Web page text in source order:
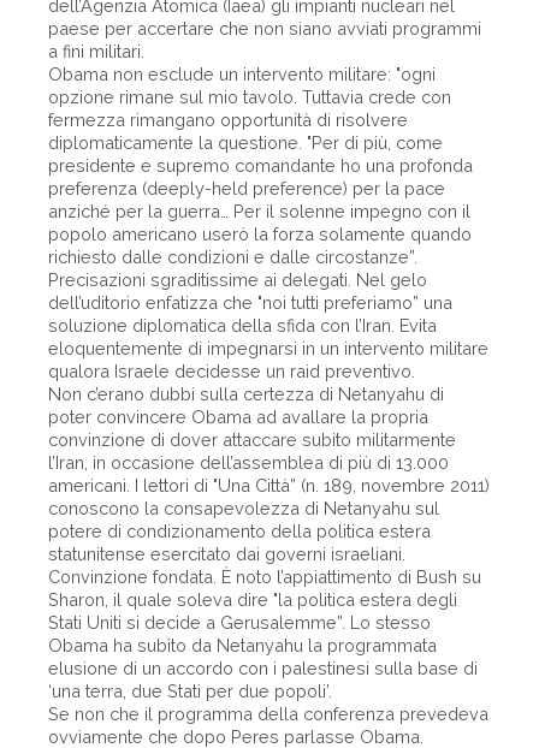
dell’Agenzia Atomica (Iaea) gli impianti nucleari nel
paese per accertare che non siano avviati programmi
a fini militari.
Obama non esclude un intervento militare: "ogni
opzione rimane sul mio tavolo. Tuttavia crede con
fermezza rimangano opportunità di risolvere
diplomaticamente la questione. "Per di più, come
presidente e supremo comandante ho una profonda
preferenza (deeply-held preference) per la pace
anziché per la guerra… Per il solenne impegno con il
popolo americano userò la forza solamente quando
richiesto dalle condizioni e dalle circostanze”.
Precisazioni sgraditissime ai delegati. Nel gelo
dell’uditorio enfatizza che "noi tutti preferiamo” una
soluzione diplomatica della sfida con l’Iran. Evita
eloquentemente di impegnarsi in un intervento militare
qualora Israele decidesse un raid preventivo.
Non c’erano dubbi sulla certezza di Netanyahu di
poter convincere Obama ad avallare la propria
convinzione di dover attaccare subito militarmente
l’Iran, in occasione dell’assemblea di più di 13.000
americani. I lettori di "Una Città” (n. 189, novembre 2011)
conoscono la consapevolezza di Netanyahu sul
potere di condizionamento della politica estera
statunitense esercitato dai governi israeliani.
Convinzione fondata. È noto l’appiattimento di Bush su
Sharon, il quale soleva dire "la politica estera degli
Stati Uniti si decide a Gerusalemme”. Lo stesso
Obama ha subìto da Netanyahu la programmata
elusione di un accordo con i palestinesi sulla base di
‘una terra, due Stati per due popoli’.
Se non che il programma della conferenza prevedeva
ovviamente che dopo Peres parlasse Obama.